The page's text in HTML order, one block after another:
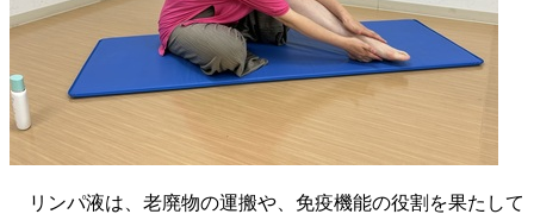
リンパ液は、老廃物の運搬や、免疫機能の役割を果たして